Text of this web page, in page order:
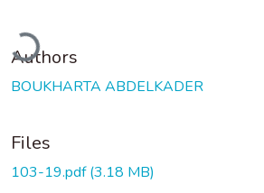
Authors
BOUKHARTA ABDELKADER
Files
103-19.pdf(3.18 MB)